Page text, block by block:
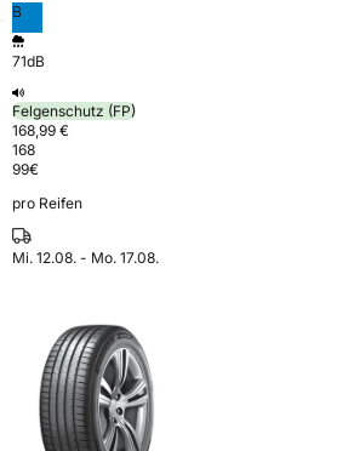
B
71dB
Felgenschutz (FP)
168,99 €
168
99€
pro Reifen
Mi. 12.08. - Mo. 17.08.